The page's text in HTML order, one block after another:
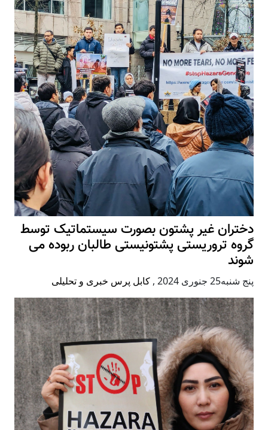
دختران غیر پشتون بصورت سیستماتیک توسط
گروه تروریستی پشتونیستی طالبان ربوده می
شوند
پنج شنبه25 جنوری 2024 , کابل پرس خبری و تحلیلی